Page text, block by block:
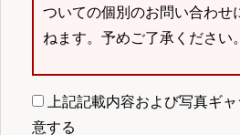
ついての個別のお問い合わせ
ねます。予めご了承ください。
上記記載内容および写真ギ
意する